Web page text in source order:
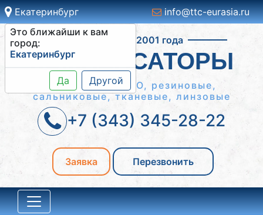
Екатеринбург
Это ближайши к вам
город:
Екатеринбург
Да Другой
info@ttc-eurasia.ru
Работаем с 2001 года
КОМПЕНСАТОРЫ
Сильфонные КСО, резиновые,
сальниковые, тканевые, линзовые
+7 (343) 345-28-22
Заявка Перезвонить